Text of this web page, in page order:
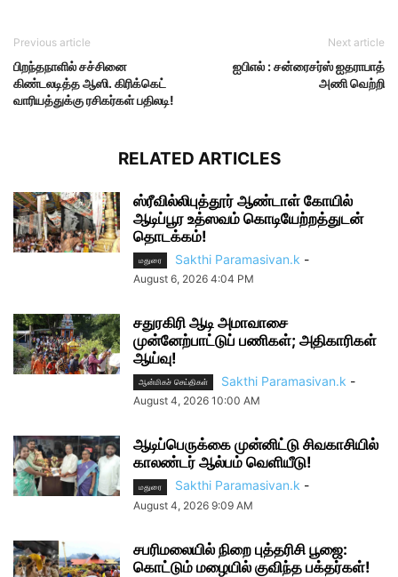
Previous article
பிறந்தநாளில் சச்சினை
கிண்டலடித்த ஆஸி. கிரிக்கெட்
வாரியத்துக்கு ரசிகர்கள் பதிலடி!
Next article
ஐபிஎல் : சன்ரைசர்ஸ் ஐதராபாத்
அணி வெற்றி
RELATED ARTICLES
ஸ்ரீவில்லிபுத்தூர் ஆண்டாள் கோயில்
ஆடிப்பூர உத்ஸவம் கொடியேற்றத்துடன்
தொடக்கம்!
மதுரை Sakthi Paramasivan.k -
August 6, 2026 4:04 PM
சதுரகிரி ஆடி அமாவாசை
முன்னேற்பாட்டுப் பணிகள்; அதிகாரிகள்
ஆய்வு!
ஆன்மிகச் செய்திகள் Sakthi Paramasivan.k -
August 4, 2026 10:00 AM
ஆடிப்பெருக்கை முன்னிட்டு சிவகாசியில்
காலண்டர் ஆல்பம் வெளியீடு!
மதுரை Sakthi Paramasivan.k -
August 4, 2026 9:09 AM
சபரிமலையில் நிறை புத்தரிசி பூஜை:
கொட்டும் மழையில் குவிந்த பக்தர்கள்!